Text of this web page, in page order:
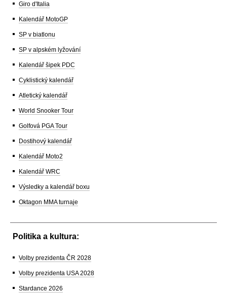
Giro d'Italia
Kalendář MotoGP
SP v biatlonu
SP v alpském lyžování
Kalendář šipek PDC
Cyklistický kalendář
Atletický kalendář
World Snooker Tour
Golfová PGA Tour
Dostihový kalendář
Kalendář Moto2
Kalendář WRC
Výsledky a kalendář boxu
Oktagon MMA turnaje
Politika a kultura:
Volby prezidenta ČR 2028
Volby prezidenta USA 2028
Stardance 2026